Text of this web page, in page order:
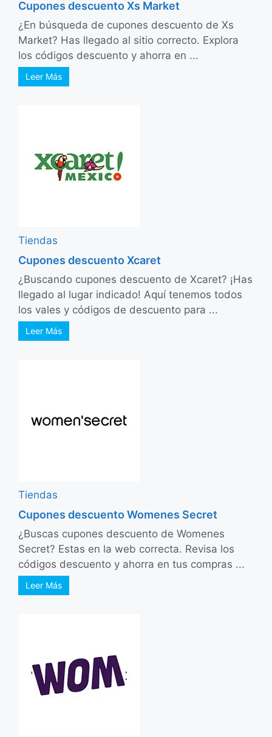
Cupones descuento Xs Market
¿En búsqueda de cupones descuento de Xs
Market? Has llegado al sitio correcto. Explora
los códigos descuento y ahorra en ...
Leer Más
Tiendas
Cupones descuento Xcaret
¿Buscando cupones descuento de Xcaret? ¡Has
llegado al lugar indicado! Aquí tenemos todos
los vales y códigos de descuento para ...
Leer Más
Tiendas
Cupones descuento Womenes Secret
¿Buscas cupones descuento de Womenes
Secret? Estas en la web correcta. Revisa los
códigos descuento y ahorra en tus compras ...
Leer Más